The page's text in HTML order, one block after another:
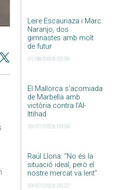
Leire Escauriaza i Marc
Naranjo, dos
gimnastes amb molt
de futur
01/08/2026 05:59
El Mallorca s’acomiada
de Marbella amb
victòria contra l’Al-
Ittihad
30/07/2026 03:56
Raúl Llona: ”No és la
situació ideal, però el
nostre mercat va lent”
29/07/2026 05:22